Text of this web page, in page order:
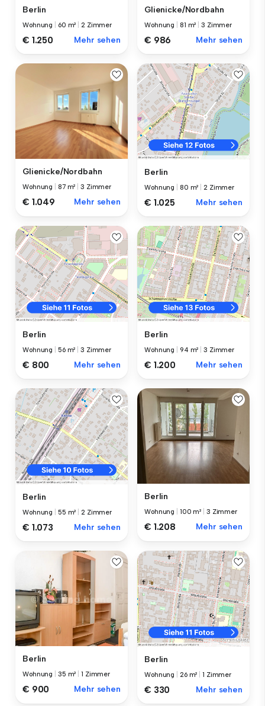
Berlin
Wohnung 60 m² |2 Zimmer
€ 1.250 Mehr sehen
Glienicke/Nordbahn
Wohnung 81 m² |3 Zimmer
€ 986 Mehr sehen
Glienicke/Nordbahn
Wohnung 87 m² |3 Zimmer
€ 1.049 Mehr sehen
Berlin
Wohnung 80 m² |2 Zimmer
€ 1.025 Mehr sehen
Berlin
Wohnung 56 m² |3 Zimmer
€ 800 Mehr sehen
Berlin
Wohnung 94 m² |3 Zimmer
€ 1.200 Mehr sehen
Berlin
Wohnung 55 m² |2 Zimmer
€ 1.073 Mehr sehen
Berlin
Wohnung 100 m² 3 Zimmer
€ 1.208 Mehr sehen
Berlin
Wohnung 35 m² |1 Zimmer
€ 900 Mehr sehen
Berlin
Wohnung 26 m² |1 Zimmer
€ 330 Mehr sehen